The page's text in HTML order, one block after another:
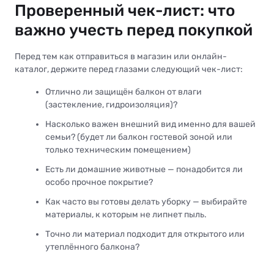
Проверенный чек-лист: что
важно учесть перед покупкой
Перед тем как отправиться в магазин или онлайн-
каталог, держите перед глазами следующий чек-лист:
Отлично ли защищён балкон от влаги
(застекление, гидроизоляция)?
Насколько важен внешний вид именно для вашей
семьи? (будет ли балкон гостевой зоной или
только техническим помещением)
Есть ли домашние животные — понадобится ли
особо прочное покрытие?
Как часто вы готовы делать уборку — выбирайте
материалы, к которым не липнет пыль.
Точно ли материал подходит для открытого или
утеплённого балкона?